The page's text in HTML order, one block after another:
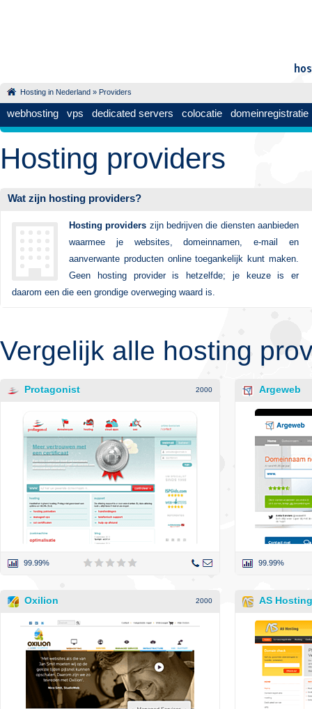
Hosting in Nederland » Providers
webhosting vps dedicated servers colocatie domeinregistratie
Hosting providers
Wat zijn hosting providers?
Hosting providers zijn bedrijven die diensten aanbieden
waarmee je websites, domeinnamen, e-mail en
aanverwante producten online toegankelijk kunt maken.
Geen hosting provider is hetzelfde; je keuze is er
daarom een die een grondige overweging waard is.
Vergelijk alle hosting
2000
Protagonist
99.99%
Argeweb
99.99%
2000
Oxilion AS Hosting